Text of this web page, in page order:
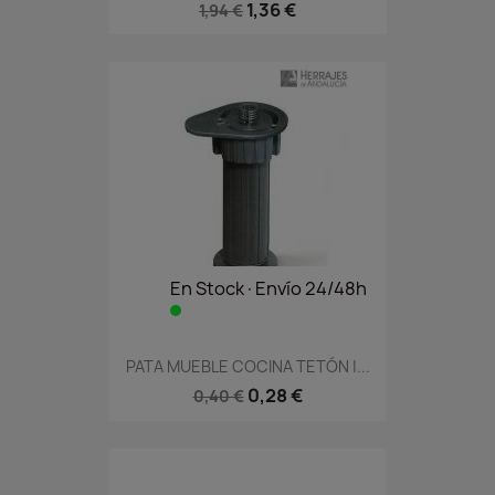
1,94 € 1,36 €
En Stock·Envío 24/48h
PATA MUEBLE COCINA TETÓN |...
0,40 € 0,28 €